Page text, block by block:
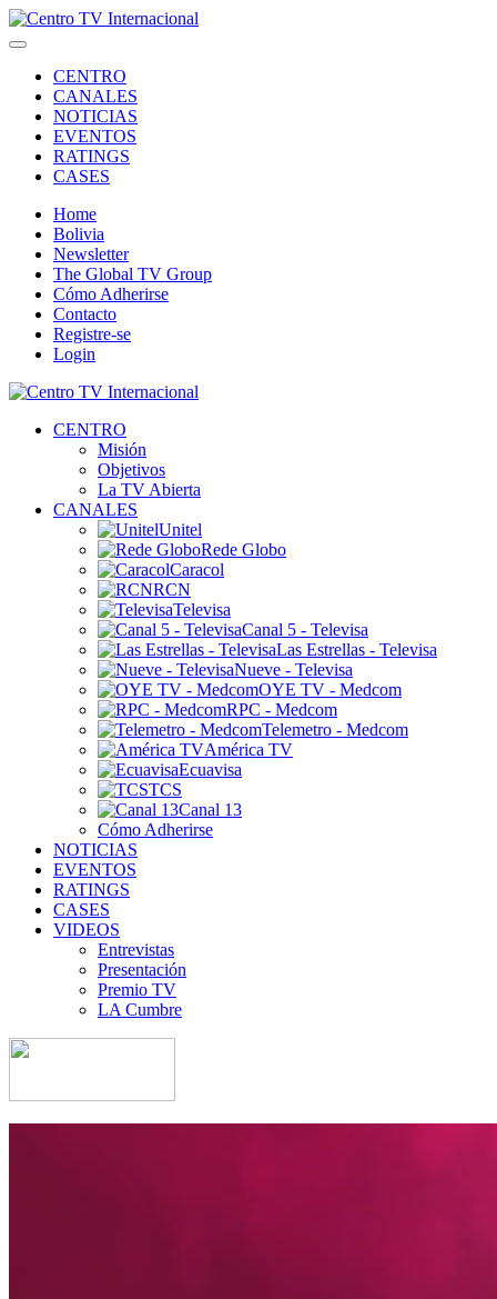
CENTRO
CANALES
NOTICIAS
EVENTOS
RATINGS
CASES
Home
Bolivia
Newsletter
The Global TV Group
Cómo Adherirse
Contacto
Registre-se
Login
CENTRO
Misión
Objetivos
La TV Abierta
CANALES
Unitel
Rede Globo
Caracol
RCN
Televisa
Canal 5 - Televisa
Las Estrellas - Televisa
Nueve - Televisa
OYE TV - Medcom
RPC - Medcom
Telemetro - Medcom
América TV
Ecuavisa
TCS
Canal 13
Cómo Adherirse
NOTICIAS
EVENTOS
RATINGS
CASES
VIDEOS
Entrevistas
Presentación
Premio TV
LA Cumbre